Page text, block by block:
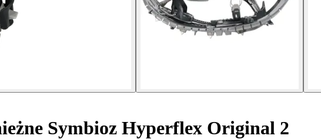
Symbioz Hyperflex Original 2